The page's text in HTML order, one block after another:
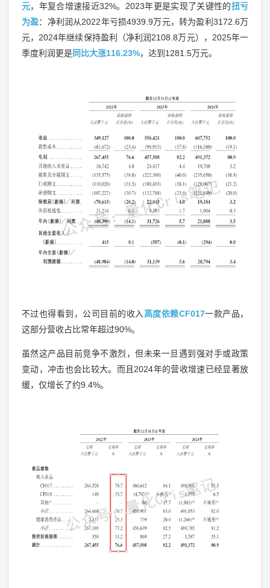
元，年复合增速接近32%。2023年更是实现了关键性的扭亏
为盈：净利润从2022年亏损4939.9万元，转为盈利3172.6万
元，2024年继续保持盈利（净利润2108.8万元），2025年一
季度利润更是同比大涨116.23%，达到1281.5万元。
不过也得看到，公司目前的收入高度依赖CF017一款产品，
这部分营收占比常年超过90%。
虽然这产品目前竞争不激烈，但未来一旦遇到强对手或政策
变动，冲击也会比较大。而且2024年的营收增速已经显著放
缓，仅增长了约9.4%。